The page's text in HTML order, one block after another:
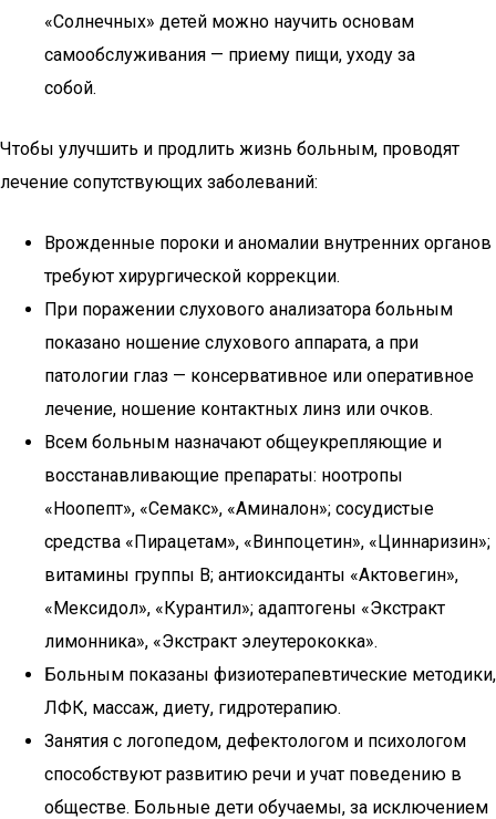
«Солнечных» детей можно научить основам
самообслуживания — приему пищи, уходу за
собой.
Чтобы улучшить и продлить жизнь больным, проводят
лечение сопутствующих заболеваний:
Врожденные пороки и аномалии внутренних органов
требуют хирургической коррекции.
При поражении слухового анализатора больным
показано ношение слухового аппарата, а при
патологии глаз — консервативное или оперативное
лечение, ношение контактных линз или очков.
Всем больным назначают общеукрепляющие и
восстанавливающие препараты: ноотропы
«Ноопепт», «Семакс», «Аминалон»; сосудистые
средства «Пирацетам», «Винпоцетин», «Циннаризин»;
витамины группы В; антиоксиданты «Актовегин»,
«Мексидол», «Курантил»; адаптогены «Экстракт
лимонника», «Экстракт элеутерококка».
Больным показаны физиотерапевтические методики,
ЛФК, массаж, диету, гидротерапию.
Занятия с логопедом, дефектологом и психологом
способствуют развитию речи и учат поведению в
обществе. Больные дети обучаемы, за исключением